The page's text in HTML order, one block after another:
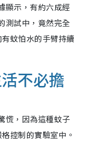
顯示，有約六成經
測試中，竟然完全
蚊怕水的手臂持續
不必擔
慌，因為這種蚊子
控制的實驗室中。